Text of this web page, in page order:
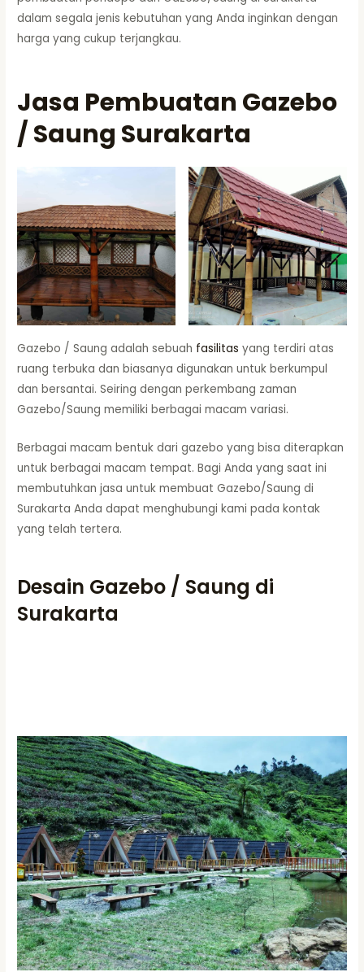
dalam segala jenis kebutuhan yang Anda inginkan dengan
harga yang cukup terjangkau.
Jasa Pembuatan Gazebo
/ Saung Surakarta
Gazebo / Saung adalah sebuah fasilitas yang terdiri atas
ruang terbuka dan biasanya digunakan untuk berkumpul
dan bersantai. Seiring dengan perkembang zaman
Gazebo/Saung memiliki berbagai macam variasi.
Berbagai macam bentuk dari gazebo yang bisa diterapkan
untuk berbagai macam tempat. Bagi Anda yang saat ini
membutuhkan jasa untuk membuat Gazebo/Saung di
Surakarta Anda dapat menghubungi kami pada kontak
yang telah tertera.
Desain Gazebo / Saung di
Surakarta